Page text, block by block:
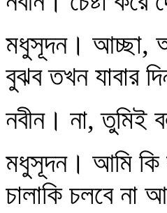
মধুসূদন। আচ্ছা,
বুঝব তখন যাবার
নবীন। না, তুমিই
মধুসূদন। আমি কি
চালাকি চলবে না